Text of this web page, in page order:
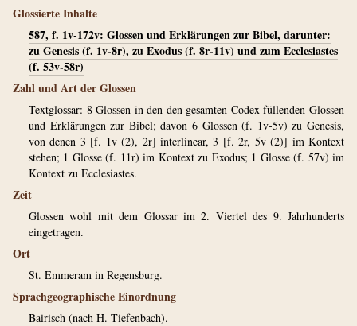
Glossierte Inhalte
587, f. 1v-172v: Glossen und Erklärungen zur Bibel, darunter:
zu Genesis (f. 1v-8r), zu Exodus (f. 8r-11v) und zum Ecclesiastes
(f. 53v-58r)
Zahl und Art der Glossen
Textglossar: 8 Glossen in den den gesamten Codex füllenden Glossen
und Erklärungen zur Bibel; davon 6 Glossen (f. 1v-5v) zu Genesis,
von denen 3 [f. 1v (2), 2r] interlinear, 3 [f. 2r, 5v (2)] im Kontext
stehen; 1 Glosse (f. 11r) im Kontext zu Exodus; 1 Glosse (f. 57v) im
Kontext zu Ecclesiastes.
Zeit
Glossen wohl mit dem Glossar im 2. Viertel des 9. Jahrhunderts
eingetragen.
Ort
St. Emmeram in Regensburg.
Sprachgeographische Einordnung
Bairisch (nach H. Tiefenbach).